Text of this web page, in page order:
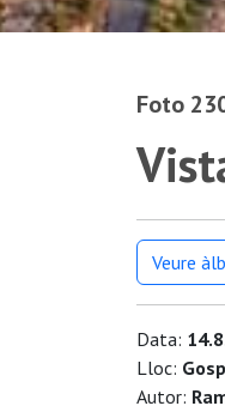
Foto
Veure
Data:
Lloc:
Autor: